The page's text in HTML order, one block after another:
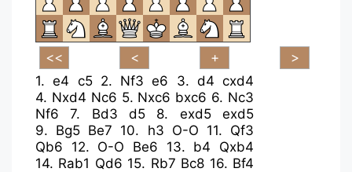
1.e4 c5 2. Nf3 e6 3. d4 cxd4
4. Nxd4 Nc6 5. Nxc6 bxc6 6. Nc3
Nf6
7. Bd3 d5 8. exd5
exd5
9. Bg5 Be7 10. h3 O-O 11. Qf3
Qb6
12. O-O Be6 13. b4
Qxb4
14. Rab1 Qd6 15. Rb7 Bc8 16. Bf4